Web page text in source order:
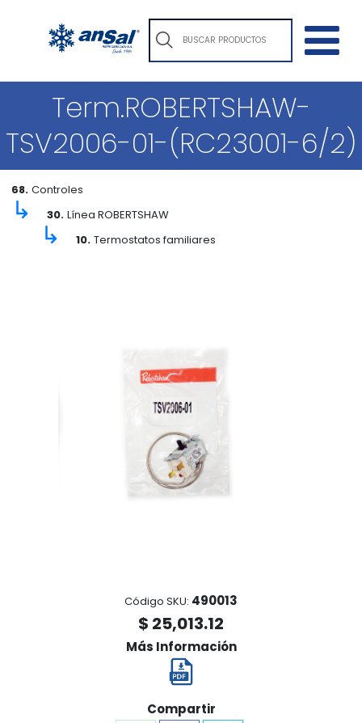
Term.ROBERTSHAW-
TSV2006-01-(RC23001-6/2)
68. Controles
↳ 30. Línea ROBERTSHAW
↳ 10. Termostatos familiares
Código SKU: 490013
$ 25,013.12
Más Información
Compartir